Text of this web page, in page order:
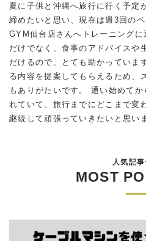
夏に子供と沖縄へ旅行に行く予定
締めたいと思い、現在は週3回の
GYM仙台店さんへトレーニング
だけでなく、食事のアドバイスや
だけるので、とても助かっていま
る内容を提案してもらえるため、
もありがたいです。 通い始めて
れていて、旅行までにどこまで変
継続して頑張っていきたいと思い
人気記
MOST